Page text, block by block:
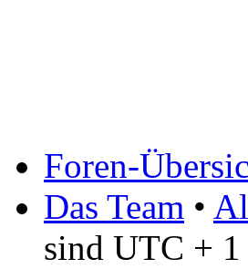
Foren-
Das Team •
sind UTC + 1